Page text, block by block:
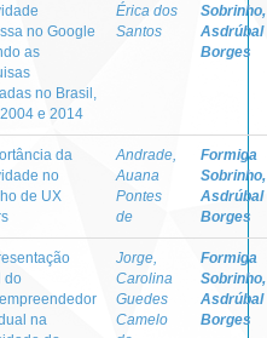
no Google
as
no Brasil,
e 2014
Érica dos
Santos
Sobrinho,
Asdrúbal
Borges
da
no
de UX
Andrade,
Auana
Pontes
de
Formiga
Sobrinho,
Asdrúbal
Borges
do
na
Jorge,
Carolina
Guedes
Camelo
Formiga
Sobrinho,
Asdrúbal
Borges